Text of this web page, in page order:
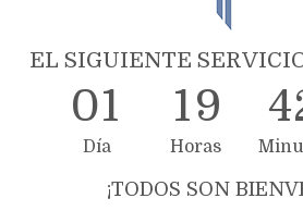
EL SIGUIENTE
01
Día
19
Horas
4
¡TODOS SON